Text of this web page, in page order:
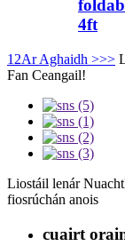
4ft
1 2Ar Aghaidh >>>
Fan Ceangail!
Liostáil lenár
fiosrúchán anois
cuairt